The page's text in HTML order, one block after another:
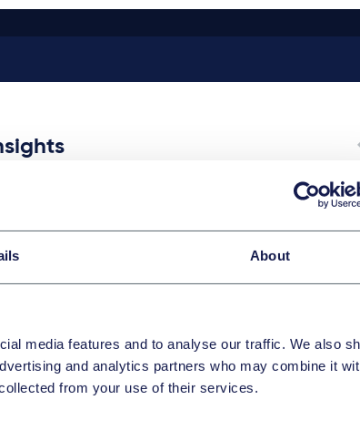
About
media features and to analyse our traffic. We also
and analytics partners who may combine it
from your use of their services.
Hitzewelle in
Disputes Calling